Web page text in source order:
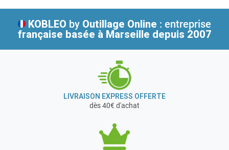
professionnelle ou de bricoleurs chevronnés.
En 1997, l’association de MECAFER au groupe NUAIR, 1er
fabricant mondial de compresseurs à pistons, permet à
l’entreprise d’amplifier sa vocation : offrir le meilleur
service par des produits innovants et économiques.
En février 2017, MECAFER a acquis la société DOMAC
basée à Vierzon dans le Cher (18)
Cette société commercialise des groupes électrogènes,
des compresseurs d'air et des postes de soudage aux
grandes surfaces de bricolage et grandes surfaces
KOBLEO by Outillage Online : entreprise
française basée à Marseille depuis 2007
LIVRAISON EXPRESS OFFERTE
dès 40€ d'achat